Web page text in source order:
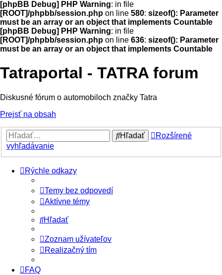
[phpBB Debug] PHP Warning: in file
[ROOT]/phpbb/session.php on line 580: sizeof(): Parameter
must be an array or an object that implements Countable
[phpBB Debug] PHP Warning: in file
[ROOT]/phpbb/session.php on line 636: sizeof(): Parameter
must be an array or an object that implements Countable
Tatraportal - TATRA forum
Diskusné fórum o automobiloch značky Tatra
Prejsť na obsah
Hľadať
Rozšírené
vyhľadávanie
Rýchle odkazy
Temy bez odpovedí
Aktívne témy
Hľadať
Zoznam užívateľov
Realizačný tím
FAQ